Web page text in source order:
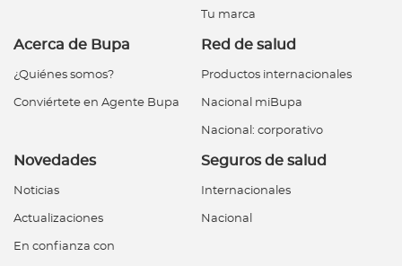
Tu marca
Acerca de Bupa
¿Quiénes somos?
Conviértete en Agente Bupa
Red de salud
Productos internacionales
Nacional miBupa
Nacional: corporativo
Novedades
Noticias
Actualizaciones
En confianza con
Seguros de salud
Internacionales
Nacional